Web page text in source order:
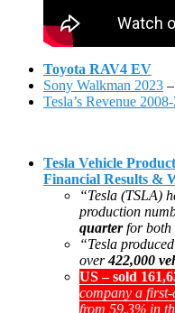
Toyota RAV4 EV
Sony Walkman 2023
Tesla’s Revenue
Tesla Vehicle
Financial Results &
“Tesla (TSLA)
production
quarterfor both
“Tesla
over422,000
US – sold
company a
from 59.3% in